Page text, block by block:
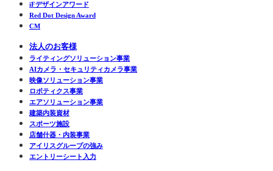
iFデザインアワード
Red Dot Design Award
CM
法人のお客様
ライティングソリューション事業
AIカメラ・セキュリティカメラ事業
映像ソリューション事業
ロボティクス事業
エアソリューション事業
建築内装資材
スポーツ施設
店舗什器・内装事業
アイリスグループの強み
エントリーシート入力